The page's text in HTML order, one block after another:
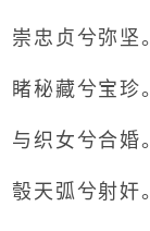
忠贞兮弥坚
秘藏兮宝珍
织女兮合婚
天弧兮射奸